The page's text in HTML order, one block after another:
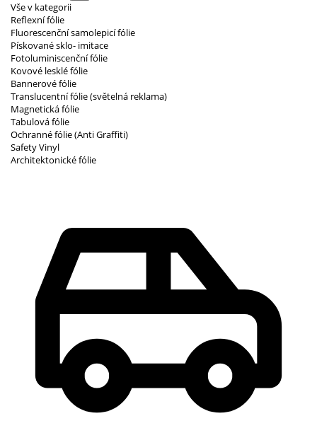
Vše v kategorii
Reflexní fólie
Fluorescenční samolepicí fólie
Pískované sklo- imitace
Fotoluminiscenční fólie
Kovové lesklé fólie
Bannerové fólie
Translucentní fólie (světelná reklama)
Magnetická fólie
Tabulová fólie
Ochranné fólie (Anti Graffiti)
Safety Vinyl
Architektonické fólie